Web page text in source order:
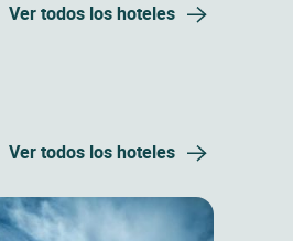
Ver todos los hoteles
Ver todos los hoteles